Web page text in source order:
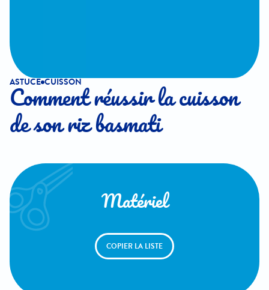
ASTUCE CUISSON
Comment réussir la cuisson
de son riz basmati
Matériel
COPIER LA LISTE